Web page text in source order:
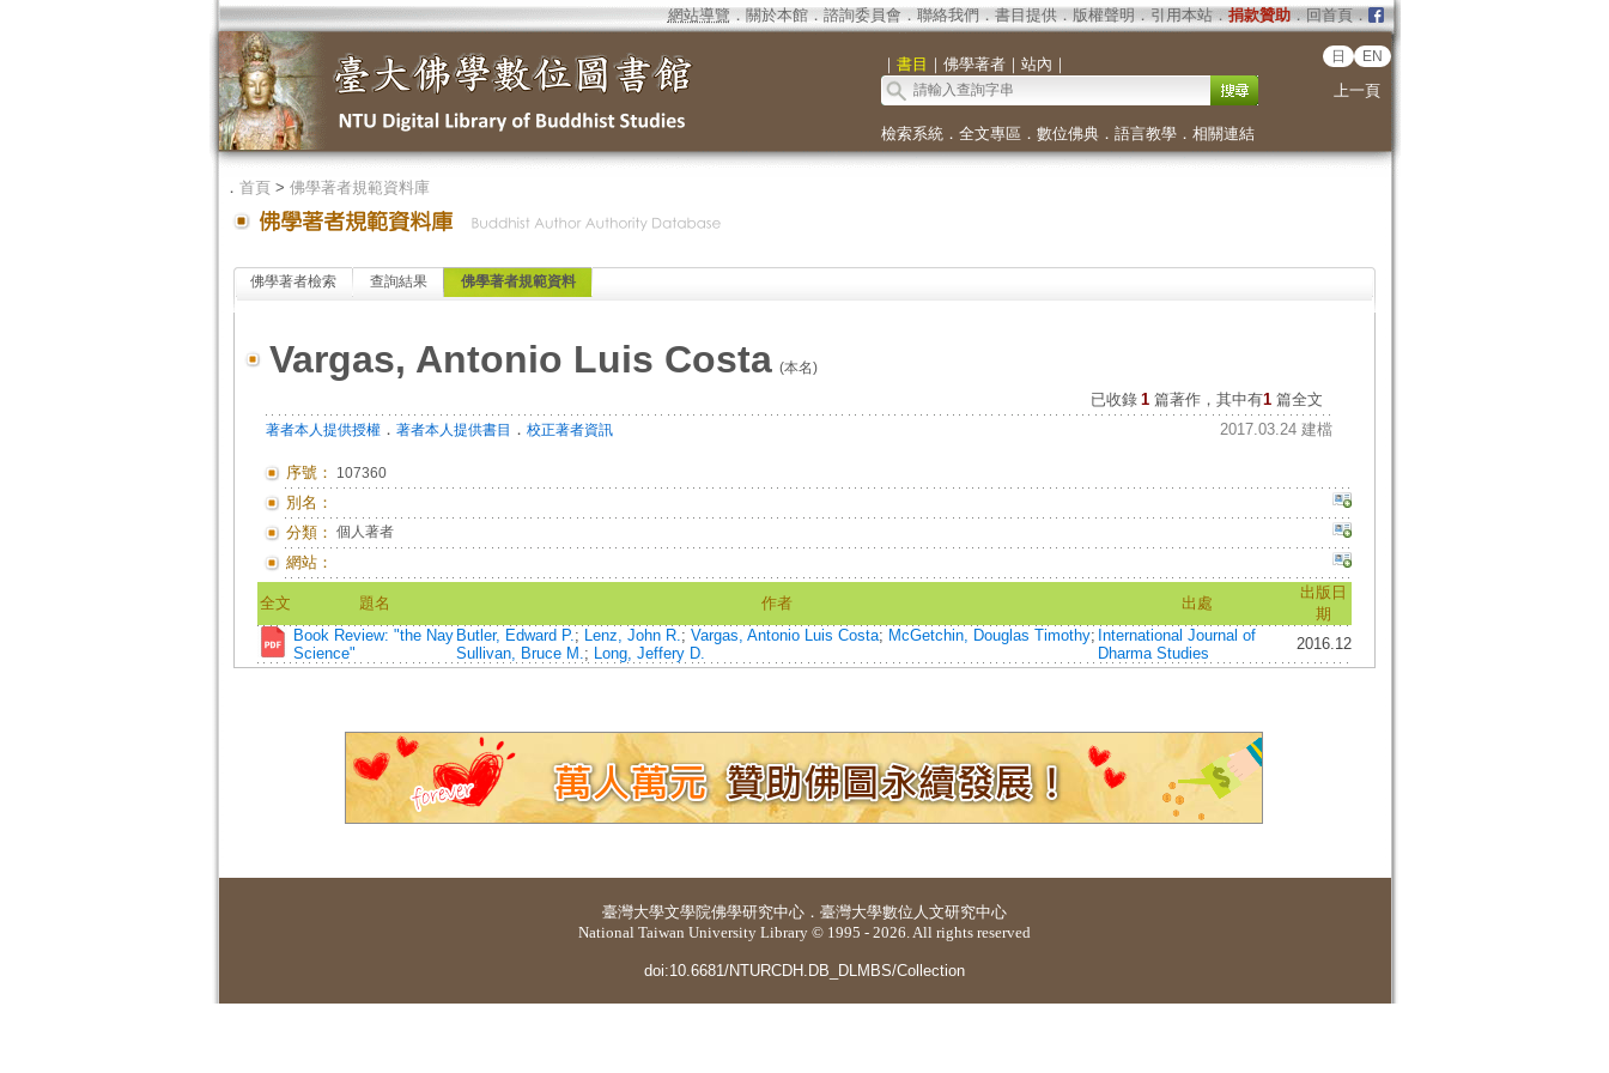
網站導覽 ． 關於本館． 諮詢委員會． 聯絡我們 ． 書目提供． 版權聲明 ． 引用本站． 捐款贊助．回首頁．
｜ 書目 ｜ 佛學著者｜ 站內 ｜ 日 EN
上一頁
檢索系統． 全文專區 ． 數位佛典． 語言教學． 相關連結
． 首頁> 佛學著者規範資料庫
佛學著者檢索 查詢結果 佛學著者規範資料
Vargas, Antonio Luis Costa(本名)
已收錄 1 篇著作，其中有1篇全文
著者本人提供授權． 著者本人提供書目 ． 校正著者資訊 2017.03.24 建檔
序號： 107360
別名：
分類： 個人著者
網站：
全文 題名 作者 出處
出版日
期
Book Review: "the Nay
Science"
Butler, Edward P.; Lenz, John R.; Vargas, Antonio Luis Costa; McGetchin, Douglas Timothy;
Sullivan, Bruce M.; Long, Jeffery D.
International Journal of
Dharma Studies
2016.12
臺灣大學文學院佛學研究中心 ． 臺灣大學數位人文研究中心
National Taiwan University Library © 1995 - 2026. All rights reserved
doi:10.6681/NTURCDH.DB_DLMBS/Collection